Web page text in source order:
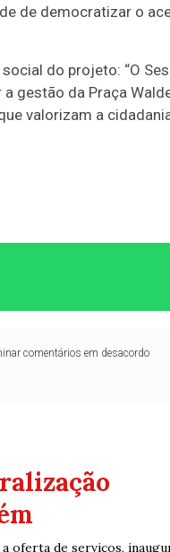
de democratizar o
do projeto: “O
gestão da Praça
valorizam a
comentários em desacordo
oferta de serviços,